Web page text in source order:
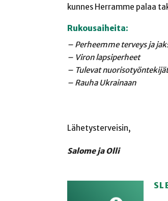
kunnes Herramme palaa
Rukousaiheita:
– Perheemme terveys ja
– Viron lapsiperheet
– Tulevatnuorisotyöntekijät
– Rauha Ukrainaan
Lähetysterveisin,
Salome ja Olli